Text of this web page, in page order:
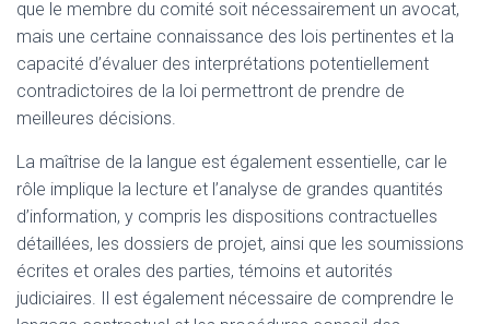
que le membre du comité soit nécessairement un avocat,
mais une certaine connaissance des lois pertinentes et la
capacité d’évaluer des interprétations potentiellement
contradictoires de la loi permettront de prendre de
meilleures décisions.
La maîtrise de la langue est également essentielle, car le
rôle implique la lecture et l’analyse de grandes quantités
d’information, y compris les dispositions contractuelles
détaillées, les dossiers de projet, ainsi que les soumissions
écrites et orales des parties, témoins et autorités
judiciaires. Il est également nécessaire de comprendre le